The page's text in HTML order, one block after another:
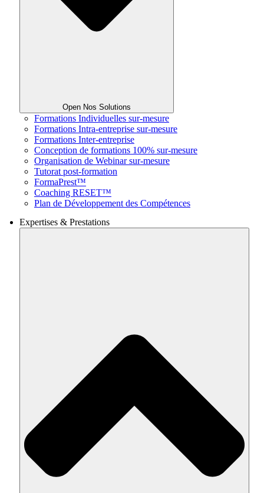
Open Nos Solutions
Formations Individuelles sur-mesure
Formations Intra-entreprise sur-mesure
Formations Inter-entreprise
Conception de formations 100% sur-mesure
Organisation de Webinar sur-mesure
Tutorat post-formation
FormaPrest™
Coaching RESET™
Plan de Développement des Compétences
Expertises & Prestations